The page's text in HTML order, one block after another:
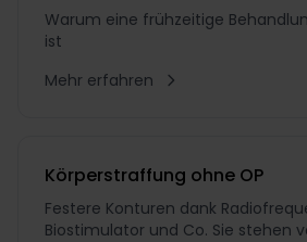
Warum eine frühzeitige
ist
Mehr erfahren
Körperstraffung ohne OP
Festere Konturen dank
Biostimulator und Co. Sie stehen